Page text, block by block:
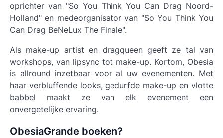
oprichter van "So You Think You Can Drag Noord-
Holland" en medeorganisator van "So You Think You
Can Drag BeNeLux The Finale".
Als make-up artist en dragqueen geeft ze tal van
workshops, van lipsync tot make-up. Kortom, Obesia
is allround inzetbaar voor al uw evenementen. Met
haar verbluffende looks, gedurfde make-up en vlotte
babbel maakt ze van elk evenement een
onvergetelijke ervaring.
ObesiaGrande boeken?